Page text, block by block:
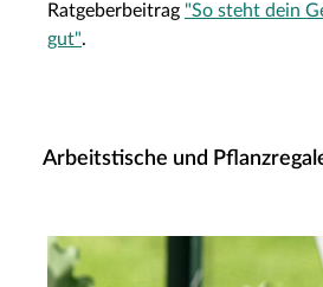
Ratgeberbeitrag "So steht dein
gut".
Arbeitstische und